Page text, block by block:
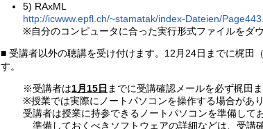
5) RAxML
http://icwww.epfl.ch/~stamatak/index-Dateien/
※自分のコンピュータに合った実行形式ファイルをダ
■ 受講者以外の聴講を受け付けます。12月24日までに梶田（
す。
※受講者は1月15日 までに受講確認メールを必ず梶田
※授業では実際にノートパソコンを操作する場合があり
受講者は授業に持参できるノートパソコンを準備して
準備しておくべきソフトウェアの詳細などは、受講